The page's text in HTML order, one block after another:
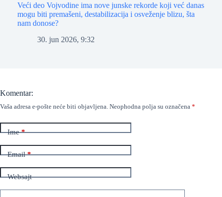
Veći deo Vojvodine ima nove junske rekorde koji već danas
mogu biti premašeni, destabilizacija i osveženje blizu, šta
nam donose?
30. jun 2026, 9:32
Komentar:
Vaša adresa e-pošte neće biti objavljena. Neophodna polja su označena *
Ime*
Email*
Websajt